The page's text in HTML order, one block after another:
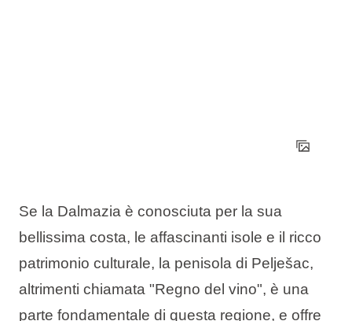
Se la Dalmazia è conosciuta per la sua
bellissima costa, le affascinanti isole e il ricco
patrimonio culturale, la penisola di Pelješac,
altrimenti chiamata "Regno del vino", è una
parte fondamentale di questa regione, e offre